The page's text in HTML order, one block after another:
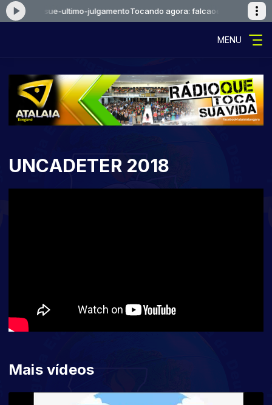
ultimo-julgamentoTocando agora: falcaoejosue-ultimo-
MENU
UNCADETER 2018
Mais vídeos